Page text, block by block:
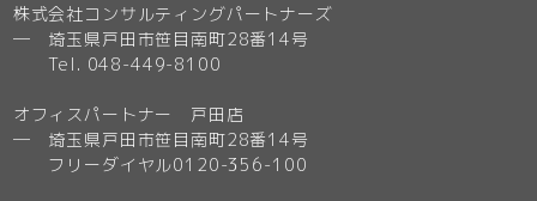
株式会社コンサルティングパートナーズ
─ 埼玉県戸田市笹目南町28番14号
Tel. 048-449-8100
オフィスパートナー 戸田店
─ 埼玉県戸田市笹目南町28番14号
フリーダイヤル0120-356-100